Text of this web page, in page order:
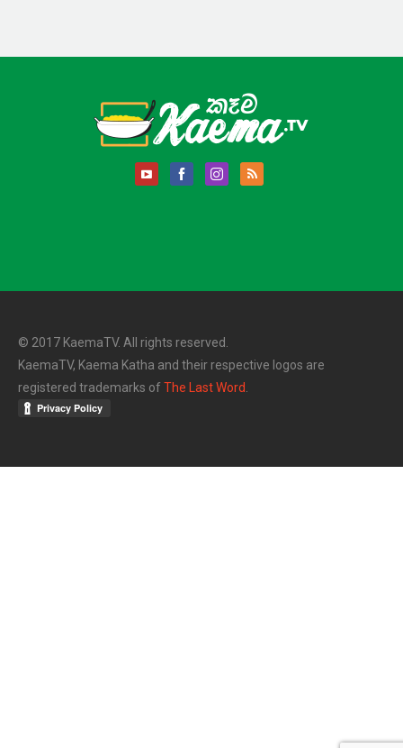
© 2017 KaemaTV. All rights reserved.
KaemaTV, Kaema Katha and their respective logos are
registered trademarks of The Last Word